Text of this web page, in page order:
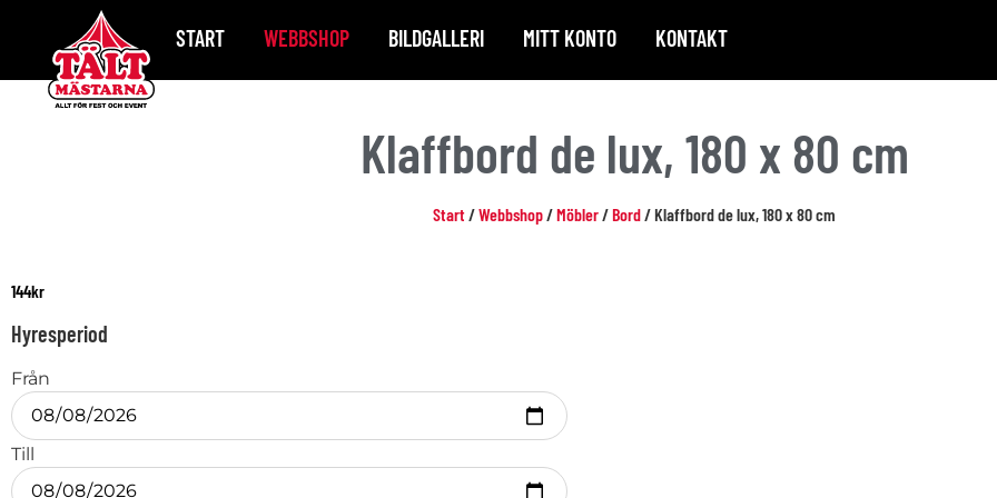
START WEBBSHOP BILDGALLERI MITT KONTO KONTAKT
Klaffbord de lux, 180 x 80 cm
Start/Webbshop/Möbler/Bord/ Klaffbord de lux, 180 x 80 cm
144kr
Hyresperiod
Från
Till